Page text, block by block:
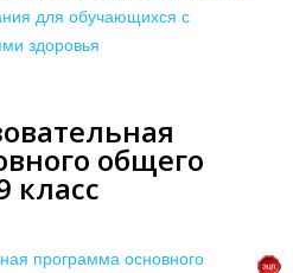
для обучающихся с
здоровья
общего
класс
программа основного